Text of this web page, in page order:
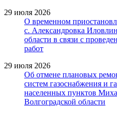
29 июля 2026
О временном
с. Александровка
области в связи с
работ
29 июля 2026
Об отмене плановых
систем газоснабжения и
населенных пунктов
Волгоградской области